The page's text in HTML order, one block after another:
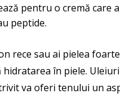
pentru o cremă care
peptide.
rece sau ai pielea
în piele.
va oferi tenului un